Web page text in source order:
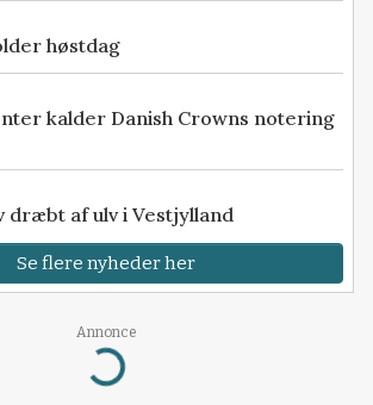
høstdag
kalder Danish Crowns notering
dræbt af ulv i Vestjylland
Se flere nyheder her
Annonce
Loading...